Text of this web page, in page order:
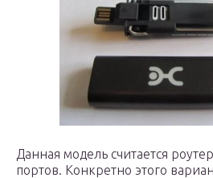
Данная модель считается
портов. Конкретно этого